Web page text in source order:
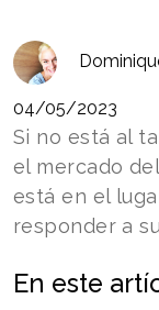
04/05/2023
Si no está al
el mercado
está en el
responder a
En este